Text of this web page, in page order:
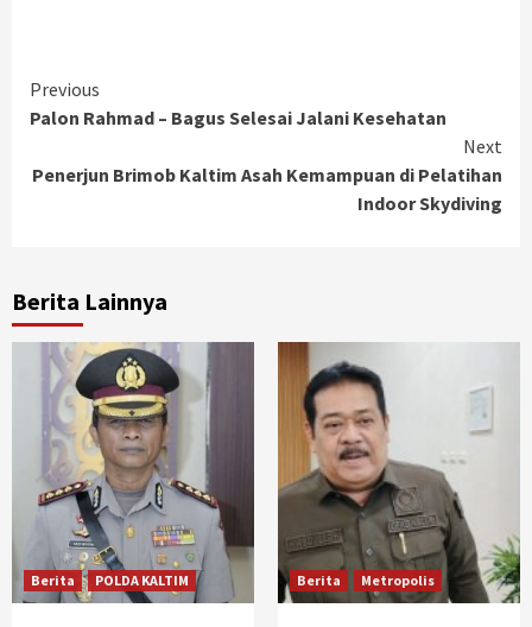
Continue
Reading
Previous
Palon Rahmad – Bagus Selesai Jalani Kesehatan
Next
Penerjun Brimob Kaltim Asah Kemampuan di Pelatihan
Indoor Skydiving
Berita Lainnya
Berita POLDA KALTIM Berita Metropolis